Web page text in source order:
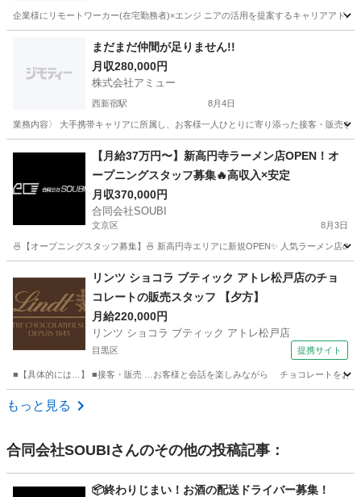
企業様にリモートワーカー(在宅勤務者)×エンジ ニアの活用を提案するキャリアアド
その他 大阪 大阪市
まだまだ仲間が足りません!!
月収280,000円
株式会社アミュー
西新宿駅 8月4日
業務内容〉 大手携帯キャリアに所属し、お客様一人ひとりに寄り添った接客・販売
西新宿駅 サービス業
【月給37万円〜】新高円寺ラーメン店OPEN！オ
ープニングスタッフ募集🔥高収入×安定
月収370,000円
合同会社SOUBI
文京区 8月3日
🍜【オープニングスタッフ募集】🍜 新高円寺エリアに新規OPEN✨ 人気ラーメン
社会保険
リンツ ショコラ ブティック アトレ松戸店のチョ
コレートの販売スタッフ 【夕方】
月給220,000円
リンツ ショコラ ブティック アトレ松戸店
目黒区 提携サイト
■【具体的には…】 ■接客・販売 …お客様と会話を楽しみながら チョコレートをおす
東京 目黒区
もっと見る
合同会社SOUBIさんのその他の投稿記事：
📦終わりじまい！お酒の配送ドライバー募集！